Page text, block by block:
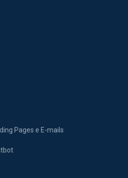
Pages e E-mails